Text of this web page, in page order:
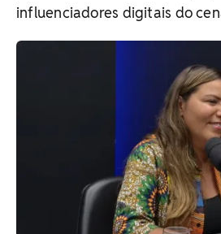
influenciadores digitais do